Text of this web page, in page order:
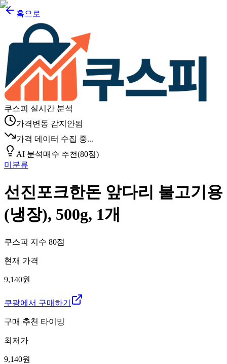
홈으로
쿠스피 실시간 분석
가격변동 감지안됨
가격 데이터 수집 중...
AI 분석매수 추천(80점)
미분류
선진포크한돈 앞다리 불고기용
(냉장), 500g, 1개
쿠스피 지수 80점
현재 가격
9,140원
쿠팡에서 구매하기
구매 추천 타이밍
최저가
9,140원